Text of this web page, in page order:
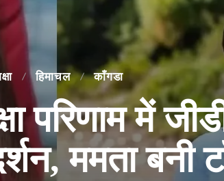
हिमाचल काँगडा
परिणाम में
ममता बनी